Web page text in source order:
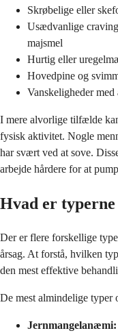
Skrøbelige eller
Usædvanlige
majsmel
Hurtig eller
Hovedpine og
Vanskeligheder
I mere alvorlige tilfælde
fysisk aktivitet. Nogle
har svært ved at sove.
arbejde hårdere for at
Hvad er
Der er flere forskellige
årsag. At forstå, hvilken
den mest effektive
De mest almindelige typer
Jernmangelanæmi: